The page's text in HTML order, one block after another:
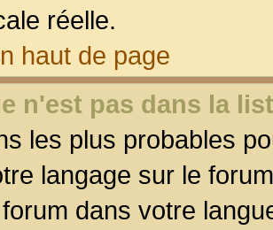
réelle.
haut de page
n'est pas dans la
les plus probables
langage sur le
dans votre